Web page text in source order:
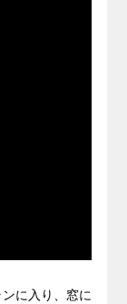
に入り、窓に